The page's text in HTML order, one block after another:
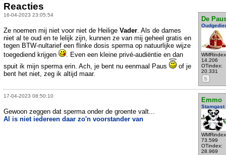
Reacties
16-04-2023 23:05:54
De
14.206
OTindex:
20.331
S
Ze noemen mij niet voor niet de Heilige Vader . Als de dames
niet al te oud en te lelijk zijn, kunnen ze van mij geheel gratis en
tegen BTW-nultarief een flinke dosis sperma op natuurlijke wijze
toegediend krijgen
. Even een kleine privé-audiëntie en dan
spuit ik mijn sperma erin. Ach, je bent nu eenmaal Paus
of je
bent het niet, zeg ik altijd maar.
17-04-2023 08:50:10
Emmo
Stamgast
73.599
OTindex:
28.969
Gewoon zeggen dat sperma onder de groente valt...
Al is niet iedereen daar zo'n voorstander van